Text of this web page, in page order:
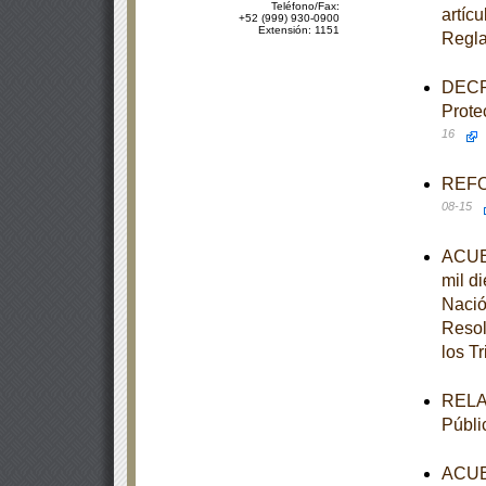
Teléfono/Fax:
+52 (999) 930-0900
Extensión: 1151
16
08-15
mil
los